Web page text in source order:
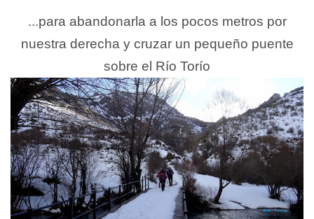
...para abandonarla a los pocos metros por
nuestra derecha y cruzar un pequeño puente
sobre el Río Torío